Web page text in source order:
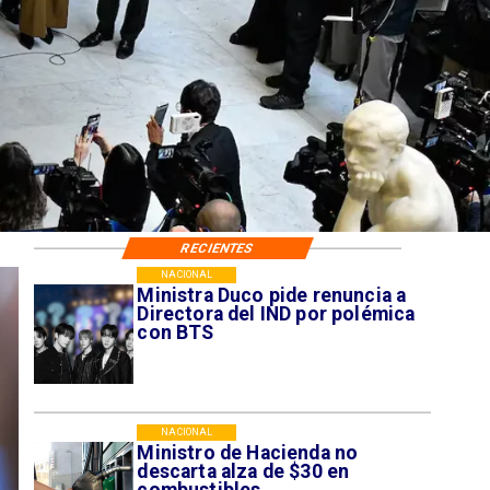
Ministra Duco pide renuncia a
Directora del IND por polémica
con BTS
NACIONAL
Ministro de Hacienda no
descarta alza de $30 en
NACIONAL
RECIENTES